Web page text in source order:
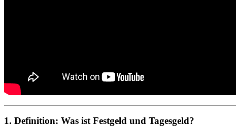
1. Definition: Was ist Festgeld und Tagesgeld?